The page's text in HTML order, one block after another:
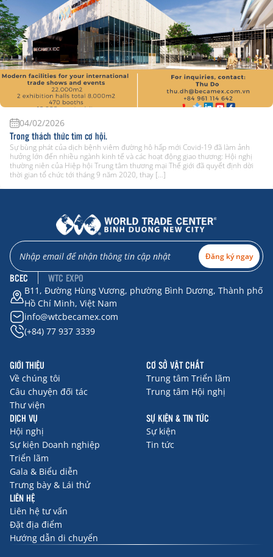
04/02/2026
Trong thách thức tìm cơ hội.
Sự bùng phát của dịch bệnh viêm đường hô hấp mới Covid-19 đã làm ảnh
hưởng lớn đến nhiều ngành kinh tế và các hoạt động giao thương: Hội nghị
thường niên của Hiệp hội Trung tâm thương mại Thế giới đã quyết định dời
thời gian tổ chức tới tháng 9 năm 2020, thay […]
Đăng ký ngay
BCEC WTC EXPO
B11, Đường Hùng Vương, phường Bình Dương, Thành phố
Hồ Chí Minh, Việt Nam
info@wtcbecamex.com
(+84) 77 937 3339
GIỚI THIỆU
Về chúng tôi
Câu chuyện đối tác
Thư viện
CƠ SỞ VẬT CHẤT
Trung tâm Triển lãm
Trung tâm Hội nghị
DỊCH VỤ
Hội nghị
Sự kiện Doanh nghiệp
Triển lãm
Gala & Biểu diễn
Trưng bày & Lái thử
SỰ KIỆN & TIN TỨC
Sự kiện
Tin tức
LIÊN HỆ
Liên hệ tư vấn
Đặt địa điểm
Hướng dẫn di chuyển